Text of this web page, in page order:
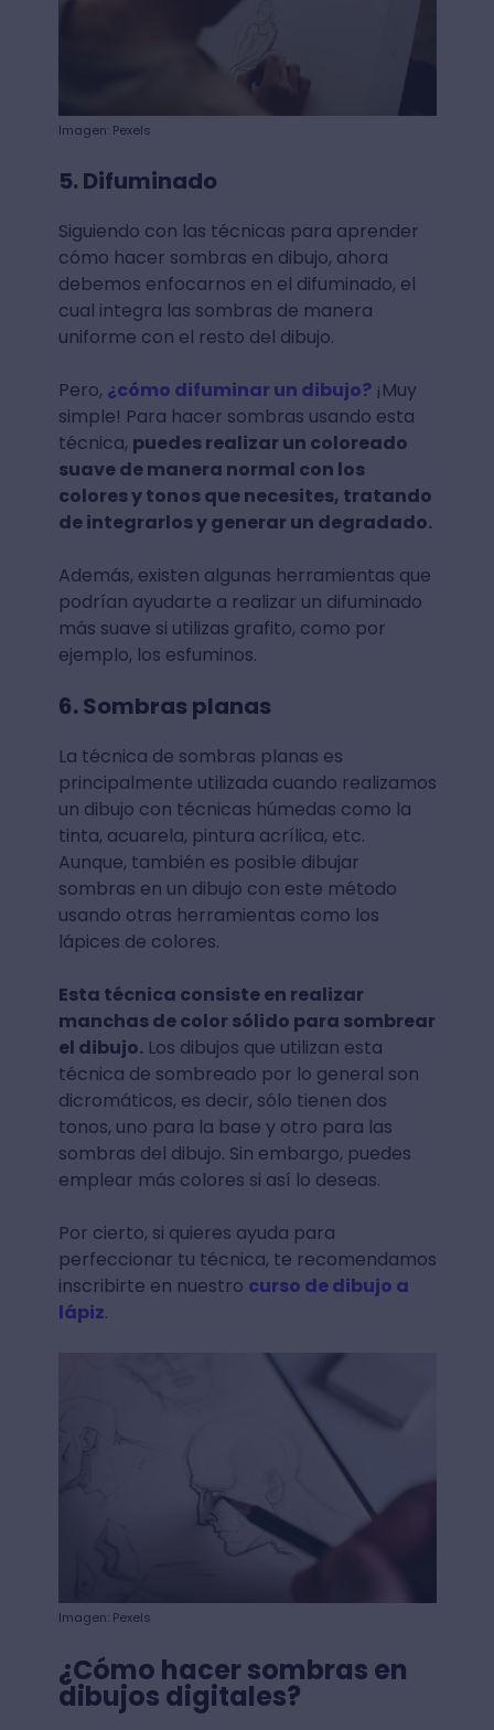
Imagen: Pexels
5. Difuminado
Siguiendo con las técnicas para aprender
cómo hacer sombras en dibujo, ahora
debemos enfocarnos en el difuminado, el
cual integra las sombras de manera
uniforme con el resto del dibujo.
Pero, ¿cómo difuminar un dibujo?¡Muy
simple! Para hacer sombras usando esta
técnica, puedes realizar un coloreado
suave de manera normal con los
colores y tonos que necesites, tratando
de integrarlos y generar un degradado.
Además, existen algunas herramientas que
podrían ayudarte a realizar un difuminado
más suave si utilizas grafito, como por
ejemplo, los esfuminos.
6. Sombras planas
La técnica de sombras planas es
principalmente utilizada cuando realizamos
un dibujo con técnicas húmedas como la
tinta, acuarela, pintura acrílica, etc.
Aunque, también es posible dibujar
sombras en un dibujo con este método
usando otras herramientas como los
lápices de colores.
Esta técnica consiste en realizar
manchas de color sólido para sombrear
el dibujo.Los dibujos que utilizan esta
técnica de sombreado por lo general son
dicromáticos, es decir, sólo tienen dos
tonos, uno para la base y otro para las
sombras del dibujo. Sin embargo, puedes
emplear más colores si así lo deseas.
Por cierto, si quieres ayuda para
perfeccionar tu técnica, te recomendamos
inscribirte en nuestro curso de dibujo a
lápiz.
Imagen: Pexels
¿Cómo hacer sombras en
dibujos digitales?